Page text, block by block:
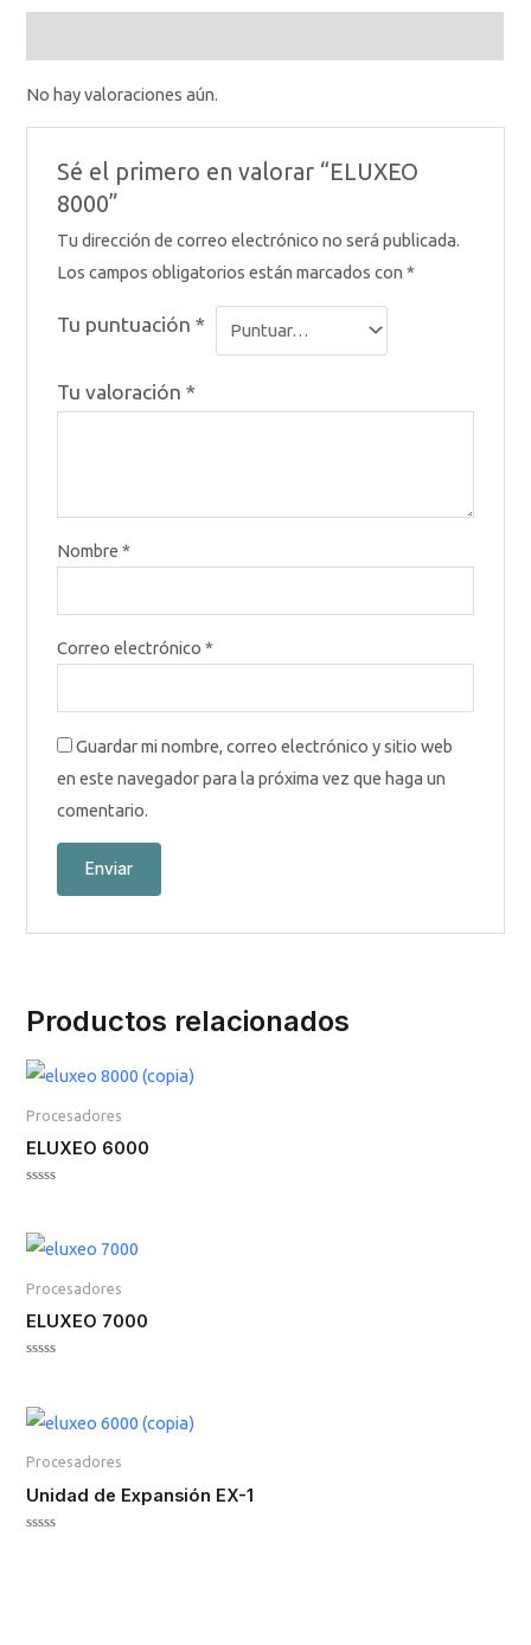
No hay valoraciones aún.
Sé el primero en valorar “ELUXEO
8000”
Tu dirección de correo electrónico no será publicada.
Los campos obligatorios están marcados con *
Tu puntuación *
Tu valoración *
Nombre *
Correo electrónico *
Guardar mi nombre, correo electrónico y sitio web
en este navegador para la próxima vez que haga un
comentario.
Productos relacionados
Procesadores
ELUXEO 6000
de
5
Procesadores
ELUXEO 7000
de
5
Procesadores
Unidad de Expansión EX-1